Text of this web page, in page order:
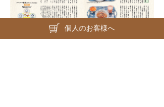
個人のお客様へ